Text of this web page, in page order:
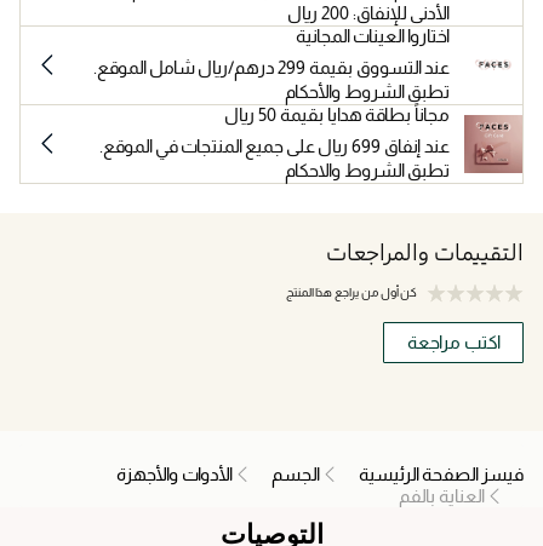
الأدنى للإنفاق: 200 ريال
اختاروا العينات المجانية
عند التسووق بقيمة 299 درهم/ريال شامل الموقع.
تطبق الشروط والأحكام
مجاناً بطاقة هدايا بقيمة 50 ريال
عند إنفاق 699 ريال على جميع المنتجات في الموقع.
تطبق الشروط والاحكام
التقييمات والمراجعات
كن أول من يراجع هذا المنتج
اكتب مراجعة
فيسز الصفحة الرئيسية الجسم
الأدوات والأجهزة
العناية بالفم
التوصيات